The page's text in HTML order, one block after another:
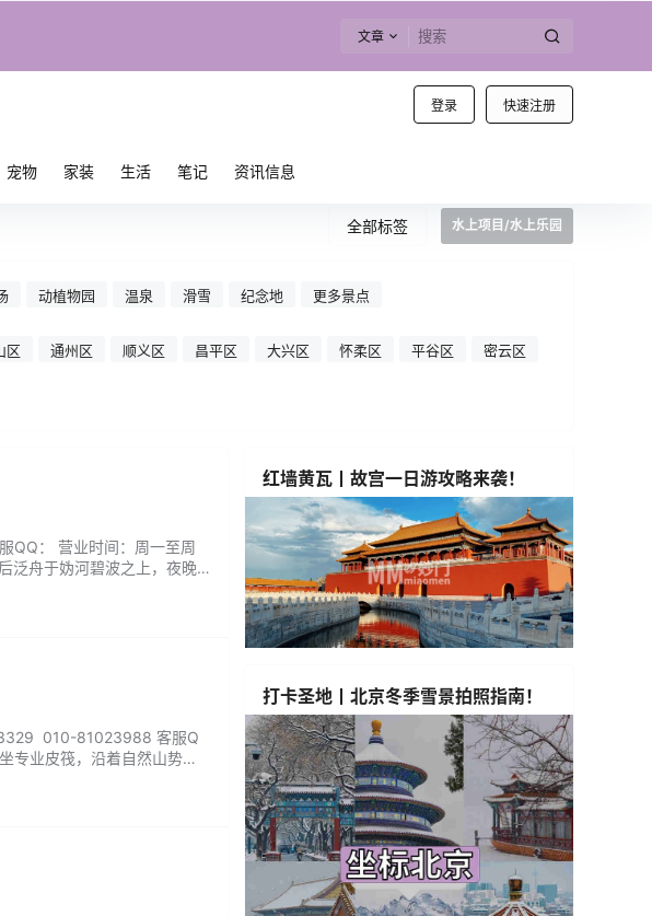
文章
登录 快速注册
宠物 家装 生活 笔记 资讯信息
全部标签 水上项目/水上乐园
动植物园 温泉 滑雪 纪念地 更多景点
区 通州区 顺义区 昌平区 大兴区 怀柔区 平谷区 密云区
QQ： 营业时间：周一至周
泛舟于妫河碧波之上，夜晚
010-81023988 客服Q
专业皮筏，沿着自然山势与
红墙黄瓦丨故宫一日游攻略来袭！
打卡圣地丨北京冬季雪景拍照指南！